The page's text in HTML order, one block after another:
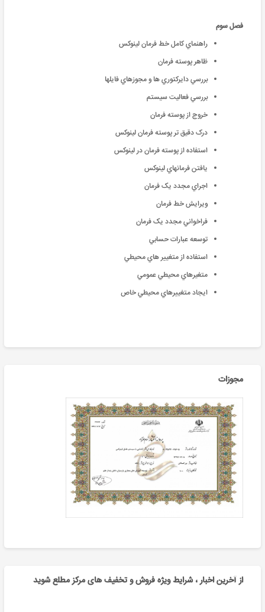
فصل سوم
راهنماي کامل خط فرمان لينوکس
ظاهر پوسته فرمان
بررسي دايرکتوري ها و مجوزهاي فايلها
بررسي فعاليت سيستم
خروج از پوسته فرمان
درک دقيق تر پوسته فرمان لينوکس
استفاده از پوسته فرمان در لينوکس
يافتن فرمانهاي لينوکس
اجراي مجدد يک فرمان
ويرايش خط فرمان
فراخواني مجدد يک فرمان
توسعه عبارات حسابي
استفاده از متغيير هاي محيطي
متغيرهاي محيطي عمومي
ايجاد متغييرهاي محيطي خاص
مجوزات
از آخرین اخبار ، شرایط ویژه فروش و تخفیف های مرکز مطلع شوید